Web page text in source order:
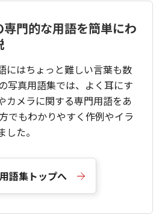
門的な用語を簡単にわ
にはちょっと難しい言葉も数
写真用語集では、よく耳にす
カメラに関する専門用語をあ
でもわかりやすく作例やイラ
た。
語集トップへ